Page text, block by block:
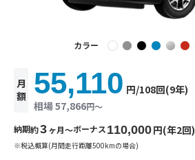
カラー
月
額
相場 57,866円〜
55,110 円/108回(9年)
納期約3ヶ月〜ボーナス110,000円(年2回)
※税込概算(月間走行距離500kmの場合)